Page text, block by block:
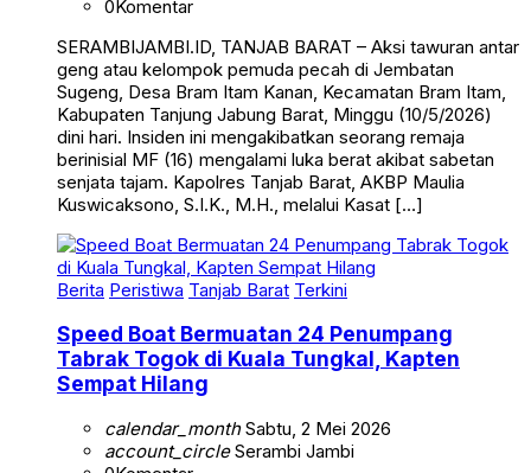
geng atau kelompok pemuda pecah di Jembatan
Sugeng, Desa Bram Itam Kanan, Kecamatan Bram Itam,
Kabupaten Tanjung Jabung Barat, Minggu (10/5/2026)
dini hari. Insiden ini mengakibatkan seorang remaja
berinisial MF (16) mengalami luka berat akibat sabetan
senjata tajam. Kapolres Tanjab Barat, AKBP Maulia
Kuswicaksono, S.I.K., M.H., melalui Kasat […]
Berita Peristiwa Tanjab Barat Terkini
Tabrak Togok di Kuala Tungkal, Kapten
Sempat Hilang
account_circleSerambi Jambi
0Komentar